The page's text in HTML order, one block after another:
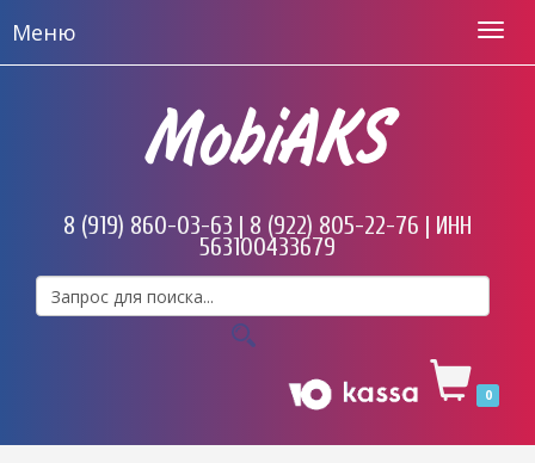
Меню
MobiAKS
8 (919) 860-03-63 | 8 (922) 805-22-76 | ИНН
563100433679
0